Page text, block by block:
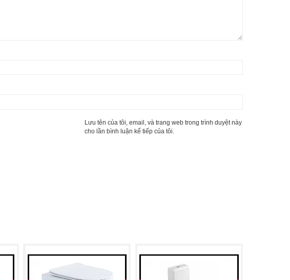
tại CHLB Đức, đạt tiêu chuẩn xuất Âu, Mỹ.
Lưu tên của tôi, email, và trang web trong trình duyệt này
cho lần bình luận kế tiếp của tôi.